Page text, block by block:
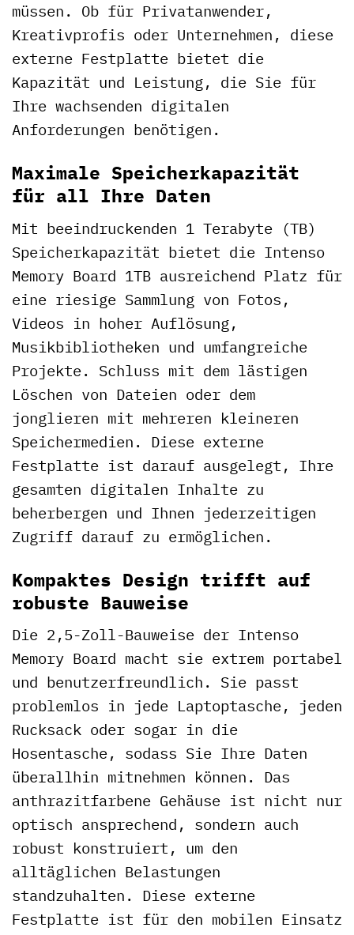
müssen. Ob für Privatanwender,
Kreativprofis oder Unternehmen, diese
externe Festplatte bietet die
Kapazität und Leistung, die Sie für
Ihre wachsenden digitalen
Anforderungen benötigen.
Maximale Speicherkapazität
für all Ihre Daten
Mit beeindruckenden 1 Terabyte (TB)
Speicherkapazität bietet die Intenso
Memory Board 1TB ausreichend Platz für
eine riesige Sammlung von Fotos,
Videos in hoher Auflösung,
Musikbibliotheken und umfangreiche
Projekte. Schluss mit dem lästigen
Löschen von Dateien oder dem
jonglieren mit mehreren kleineren
Speichermedien. Diese externe
Festplatte ist darauf ausgelegt, Ihre
gesamten digitalen Inhalte zu
beherbergen und Ihnen jederzeitigen
Zugriff darauf zu ermöglichen.
Kompaktes Design trifft auf
robuste Bauweise
Die 2,5-Zoll-Bauweise der Intenso
Memory Board macht sie extrem portabel
und benutzerfreundlich. Sie passt
problemlos in jede Laptoptasche, jeden
Rucksack oder sogar in die
Hosentasche, sodass Sie Ihre Daten
überallhin mitnehmen können. Das
anthrazitfarbene Gehäuse ist nicht nur
optisch ansprechend, sondern auch
robust konstruiert, um den
alltäglichen Belastungen
standzuhalten. Diese externe
Festplatte ist für den mobilen Einsatz